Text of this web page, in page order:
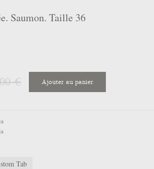
Saumon. Taille 36
€ Ajouter au panier
Tab